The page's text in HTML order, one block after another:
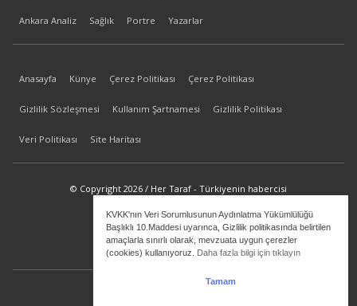
KVKK'nın Veri Sorumlusunun Aydınlatma Yükümlülüğü
Başlıklı 10.Maddesi uyarınca, Gizlilik politikasında belirtilen
amaçlarla sınırlı olarak, mevzuata uygun çerezler
(cookies) kullanıyoruz. Daha fazla bilgi için tıklayın
Tamam
Ankara Analiz Sağlık Portre Yazarlar
Anasayfa Künye Çerez Politikası Çerez Politikası
Gizlilik Sözleşmesi Kullanım Şartnamesi Gizlilik Politikası
Veri Politikası Site Haritası
© Copyright 2026 / Her Taraf - Türkiyenin habercisi
bilgi@hertaraf.com